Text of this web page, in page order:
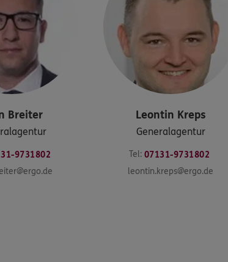
Breiter
9731802
Leontin Kreps
Generalagentur
Tel: 07131-9731802
leontin.kreps@ergo.de